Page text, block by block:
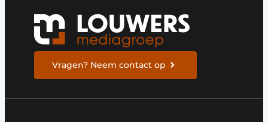
Vragen? Neem contact op